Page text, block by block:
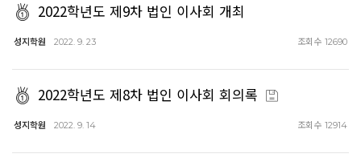
2022학년도 제9차 법인 이사회 개최
성지학원 2022. 9. 23 조회수 12690
2022학년도 제8차 법인 이사회 회의록
성지학원 2022. 9. 14 조회수 12914